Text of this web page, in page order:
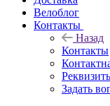
Велоблог
Контакты
Назад
Контакты
Задать